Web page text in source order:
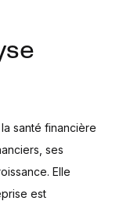
santé financière
ses
Elle
est